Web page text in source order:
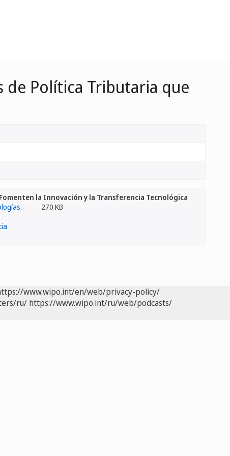
de Política Tributaria que
la Innovación y la Transferencia Tecnológica
270 KB
www.wipo.int/en/web/privacy-policy/
ru/ https://www.wipo.int/ru/web/podcasts/